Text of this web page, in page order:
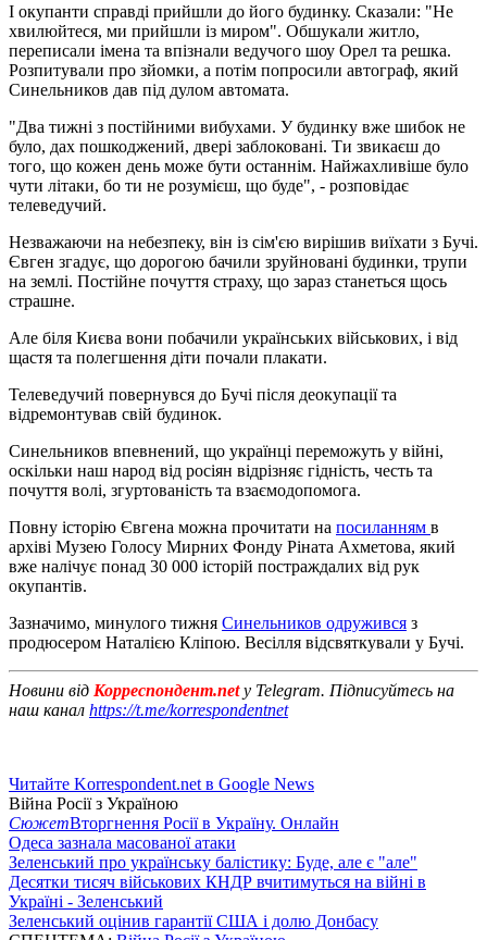
І окупанти справді прийшли до його будинку. Сказали: "Не
хвилюйтеся, ми прийшли із миром". Обшукали житло,
переписали імена та впізнали ведучого шоу Орел та решка.
Розпитували про зйомки, а потім попросили автограф, який
Синельников дав під дулом автомата.
"Два тижні з постійними вибухами. У будинку вже шибок не
було, дах пошкоджений, двері заблоковані. Ти звикаєш до
того, що кожен день може бути останнім. Найжахливіше було
чути літаки, бо ти не розумієш, що буде", - розповідає
телеведучий.
Незважаючи на небезпеку, він із сім'єю вирішив виїхати з Бучі.
Євген згадує, що дорогою бачили зруйновані будинки, трупи
на землі. Постійне почуття страху, що зараз станеться щось
страшне.
Але біля Києва вони побачили українських військових, і від
щастя та полегшення діти почали плакати.
Телеведучий повернувся до Бучі після деокупації та
відремонтував свій будинок.
Синельников впевнений, що українці переможуть у війні,
оскільки наш народ від росіян відрізняє гідність, честь та
почуття волі, згуртованість та взаємодопомога.
Повну історію Євгена можна прочитати на посиланням в
архіві Музею Голосу Мирних Фонду Ріната Ахметова, який
вже налічує понад 30 000 історій постраждалих від рук
окупантів.
Зазначимо, минулого тижня Синельников одружився з
продюсером Наталією Кліпою. Весілля відсвяткували у Бучі.
Новини від Корреспондент.netу Telegram. Підписуйтесь на
наш канал https://t.me/korrespondentnet
Читайте Korrespondent.net в Google News
Війна Росії з Україною
СюжетВторгнення Росії в Україну. Онлайн
Одеса зазнала масованої атаки
Зеленський про українську балістику: Буде, але є "але"
Десятки тисяч військових КНДР вчитимуться на війні в
Україні - Зеленський
Зеленський оцінив гарантії США і долю Донбасу